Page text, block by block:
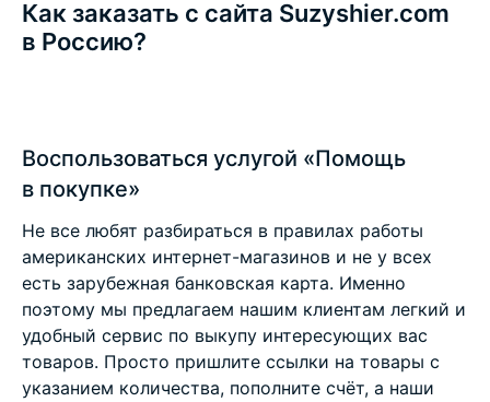
Как заказать с сайта Suzyshier.com
в Россию?
Воспользоваться услугой «Помощь
в покупке»
Не все любят разбираться в правилах работы
американских интернет-магазинов и не у всех
есть зарубежная банковская карта. Именно
поэтому мы предлагаем нашим клиентам легкий и
удобный сервис по выкупу интересующих вас
товаров. Просто пришлите ссылки на товары с
указанием количества, пополните счёт, а наши